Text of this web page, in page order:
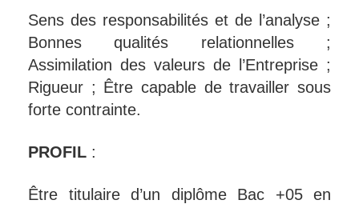
Sens des responsabilités et de l’analyse ;
Bonnes qualités relationnelles ;
Assimilation des valeurs de l’Entreprise ;
Rigueur ; Être capable de travailler sous
forte contrainte.
PROFIL :
Être titulaire d’un diplôme Bac +05 en